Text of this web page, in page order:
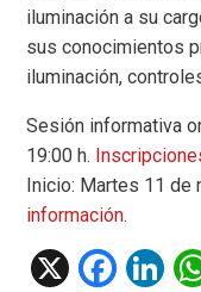
iluminación a su
sus conocimientos
iluminación,
Sesión informativa
19:00 h.
Inicio: Martes 11 de
información.
X
F
Li